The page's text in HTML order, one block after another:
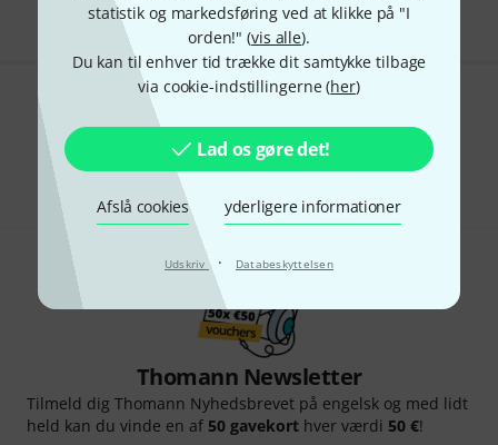
statistik og markedsføring ved at klikke på "I
orden!" (vis alle).
Du kan til enhver tid trække dit samtykke tilbage
via cookie-indstillingerne (her)
Lad os gøre det!
Afslå cookies yderligere informationer
Udskriv · Databeskyttelsen
Kan du lide det du ser?
Hjælp og feedback
Thomann Newsletter
Tilmeld dig Thomann Nyhedsbrevet på engelsk og med lidt
held kan du vinde en af 50 gavekort hver værdi 50 €!